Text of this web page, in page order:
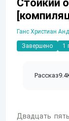
Стойкий
Ганс Христиан
Завершено 1
Рассказ
Двадцать